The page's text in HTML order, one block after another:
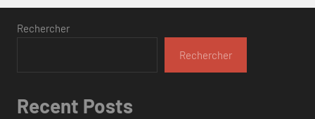
Rechercher
Rechercher
Recent Posts